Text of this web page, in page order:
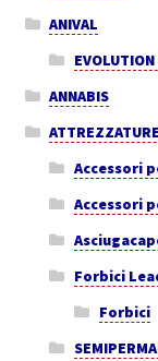
ANIVAL
EVOLUTION
ANNABIS
Accessori
Accessori
Forbici
Forbici